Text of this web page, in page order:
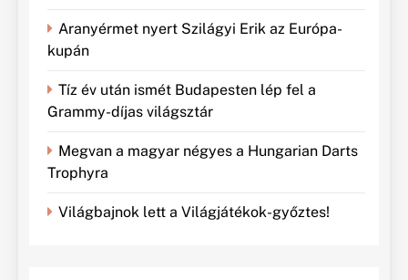
Aranyérmet nyert Szilágyi Erik az Európa-
kupán
Tíz év után ismét Budapesten lép fel a
Grammy-díjas világsztár
Megvan a magyar négyes a Hungarian Darts
Trophyra
Világbajnok lett a Világjátékok-győztes!